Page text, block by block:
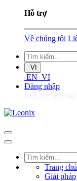
Hỗ trợ
Về chúng tôi
VI
EN VI
Đăng nhập
Trang chủ
Giải pháp